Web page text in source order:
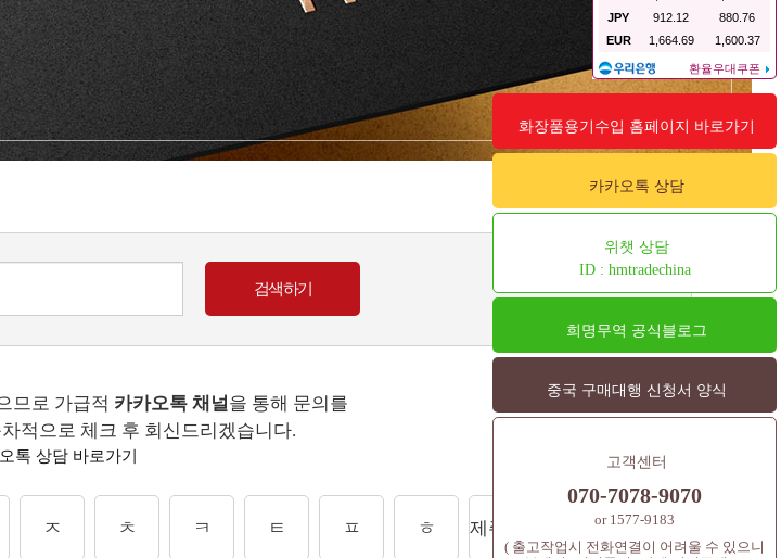
화장품용기수입 홈페이지 바로가기
카카오톡 상담
위챗 상담
ID : hmtradechina
희명무역 공식블로그
중국 구매대행 신청서 양식
고객센터
070-7078-9070
or 1577-9183
( 출고작업시 전화연결이 어려울 수 있으니
므로 가급적 카카오톡 채널을 통해 문의를
적으로 체크 후 회신드리겠습니다.
톡 상담 바로가기
ㅈ ㅊ ㅋ ㅌ ㅍ ㅎ 제주도상품 셔틀콕 컨텐츠